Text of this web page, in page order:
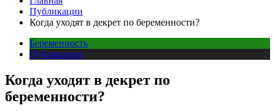
Публикации
Когда уходят в декрет по беременности?
Беременность
Публикации
Когда уходят в декрет по
беременности?